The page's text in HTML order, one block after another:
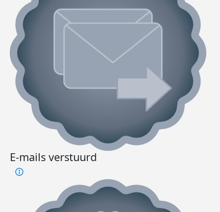
E-mails verstuurd